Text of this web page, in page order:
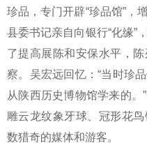
珍品，专门开辟“珍品馆”，
县委书记亲自向银行“化缘”
了提高展陈和安保水平，
察。吴宏远回忆：“当时珍
从陕西历史博物馆学来的
雕云龙纹象牙球、冠形花
数猎奇的媒体和游客。